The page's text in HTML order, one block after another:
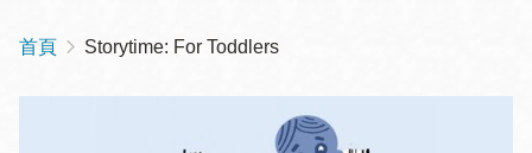
導
航
首頁 Storytime: For Toddlers